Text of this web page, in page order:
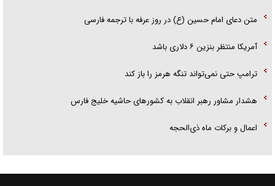
متن دعای امام حسین (ع) در روز عرفه با ترجمه فارسی
آمریکا منتظر بنزین ۶ دلاری باشد
ترامپ حتی نمی‌تواند تنگه هرمز را باز کند
هشدار مشاور رهبر انقلاب به کشور‌های حاشیه خلیج فارس
اعمال و برکات ماه ذی‌الحجه